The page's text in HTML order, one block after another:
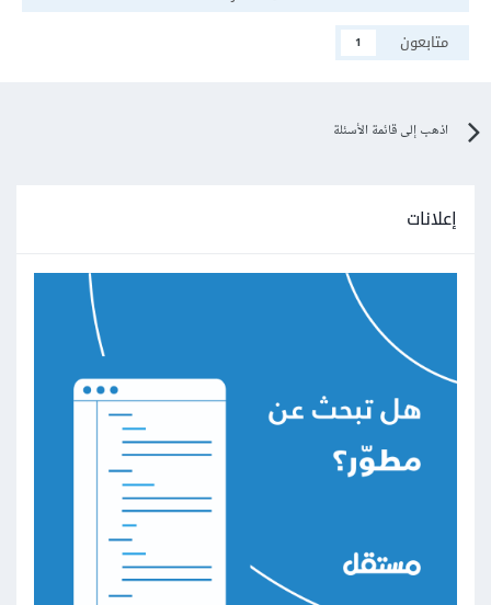
متابعون
1
اذهب إلى قائمة الأسئلة
إعلانات